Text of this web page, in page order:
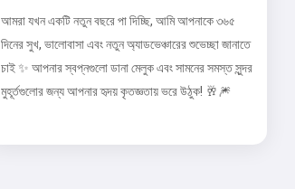
আমরা যখন একটি নতুন বছরে পা দিচ্ছি, আমি আপনাকে ৩৬৫
দিনের সুখ, ভালোবাসা এবং নতুন অ্যাডভেঞ্চারের শুভেচ্ছা জানাতে
চাই ✨ আপনার স্বপ্নগুলো ডানা মেলুক এবং সামনের সমস্ত সুন্দর
মুহূর্তগুলোর জন্য আপনার হৃদয় কৃতজ্ঞতায় ভরে উঠুক! 🥂🎆